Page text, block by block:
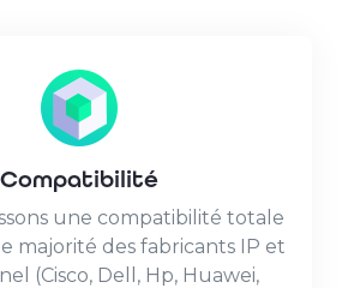
Compatibilité
une compatibilité totale
majorité des fabricants IP et
(Cisco, Dell, Hp, Huawei,